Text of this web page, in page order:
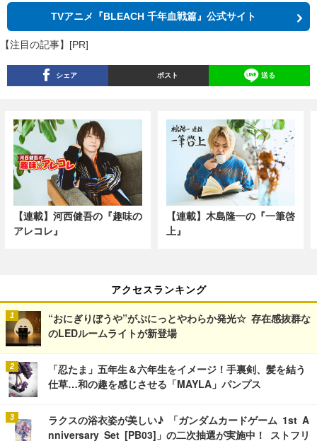
TVアニメ『BLEACH 千年血戦篇』公式サイト
【注目の記事】[PR]
シェア ポスト 送る
【連載】河西健吾の『趣味の
アレコレ』
【連載】木島隆一の『一筆啓
上』
アクセスランキング
“おにぎりぼうや”がぷにっとやわらか発光☆ 存在感抜群な
のLEDルームライトが新登場
「忍たま」五年生＆六年生をイメージ！手裏剣、髪を結う
仕草…和の趣を感じさせる「MAYLA」パンプス
ラクスの浴衣姿が美しい♪ 「ガンダムカードゲーム 1st A
nniversary Set [PB03]」の二次抽選が実施中！ ストフリ